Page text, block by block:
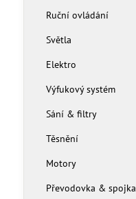
Ruční ovládání
Světla
Elektro
Výfukový systém
Sání & filtry
Těsnění
Motory
Převodovka & spojka